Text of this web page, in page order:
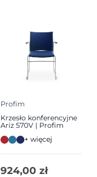
Profim
Krzesło konferencyjne
Ariz 570V | Profim
+ więcej
924,00 zł